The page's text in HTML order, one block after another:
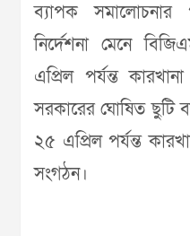
ব্যাপক
নির্দেশনা মেনে
এপ্রিল পর্যন্ত
সরকারের ঘোষিত ছুটি
২৫ এপ্রিল পর্যন্ত
সংগঠন।